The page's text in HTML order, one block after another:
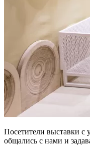
Посетители выставки с
общались с нами и